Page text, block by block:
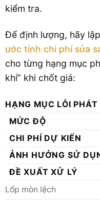
kiểm tra.
Để định lượng, hãy
ước tính chi phí sửa
cho từng hạng mục
khí” khi chốt giá:
HẠNG MỤC LỖI PHÁT
MỨC ĐỘ
CHI PHÍ DỰ KIẾN
ẢNH HƯỞNG SỬ
ĐỀ XUẤT XỬ LÝ
Lốp mòn lệch